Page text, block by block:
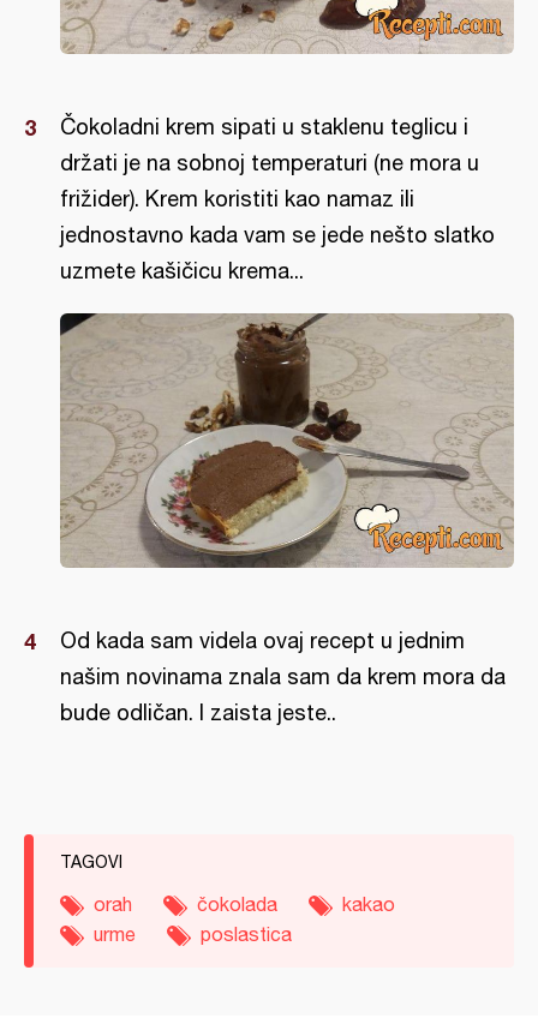
Čokoladni krem sipati u staklenu teglicu i
držati je na sobnoj temperaturi (ne mora u
frižider). Krem koristiti kao namaz ili
jednostavno kada vam se jede nešto slatko
uzmete kašičicu krema...
Od kada sam videla ovaj recept u jednim
našim novinama znala sam da krem mora da
bude odličan. I zaista jeste..
TAGOVI
orah čokolada
kakao
urme
poslastica